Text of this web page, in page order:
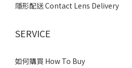
隱形配送 Contact Lens Delivery
SERVICE
如何購買 How To Buy